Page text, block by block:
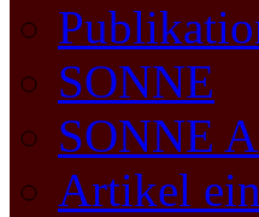
SONNE
SONNE
Artikel